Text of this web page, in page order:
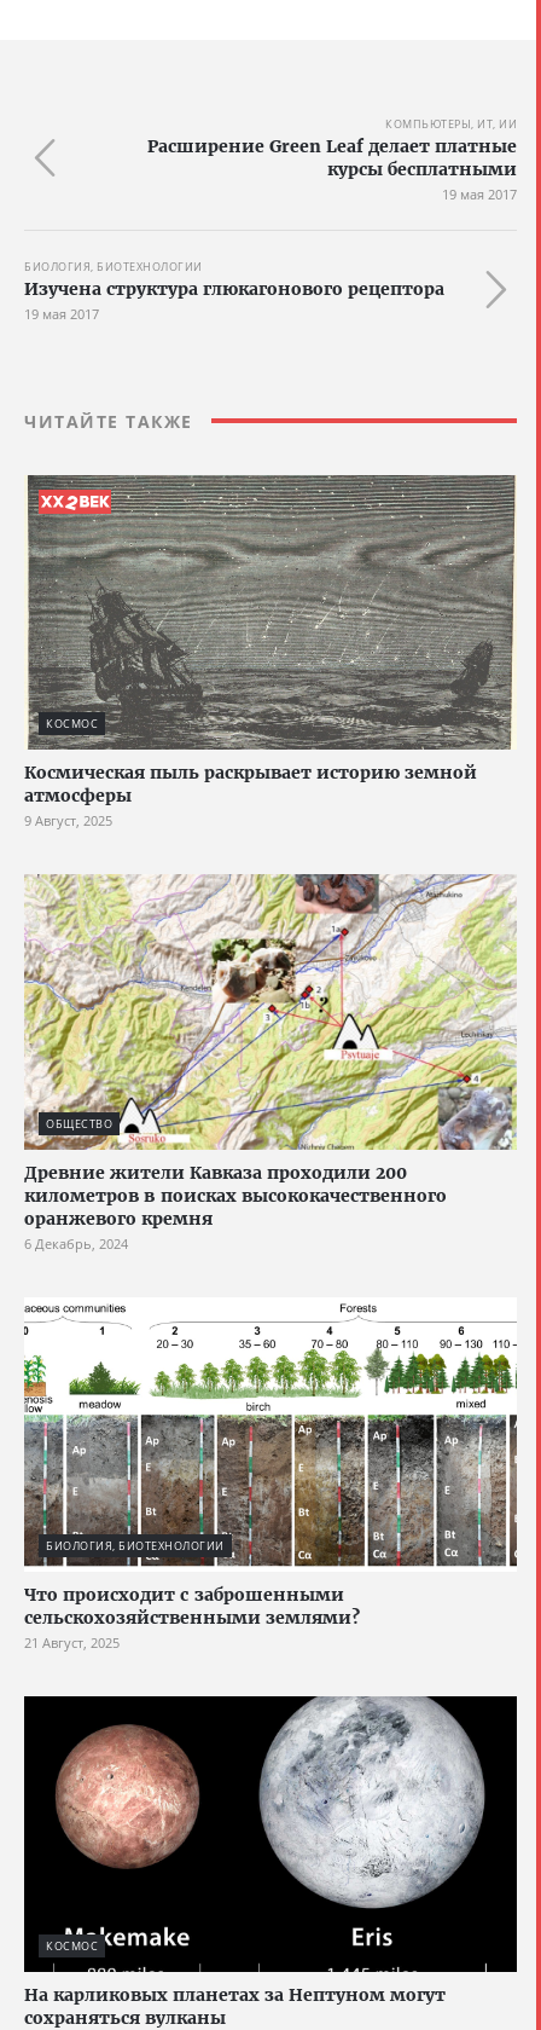
КОМПЬЮТЕРЫ, ИТ, ИИ
Расширение Green Leaf делает платные
курсы бесплатными
19 мая 2017
БИОЛОГИЯ, БИОТЕХНОЛОГИИ
Изучена структура глюкагонового рецептора
19 мая 2017
ЧИТАЙТЕ ТАКЖЕ
КОСМОС
Космическая пыль раскрывает историю земной
атмосферы
9 Август, 2025
ОБЩЕСТВО
Древние жители Кавказа проходили 200
километров в поисках высококачественного
оранжевого кремня
6 Декабрь, 2024
БИОЛОГИЯ, БИОТЕХНОЛОГИИ
Что происходит с заброшенными
сельскохозяйственными землями?
21 Август, 2025
КОСМОС
На карликовых планетах за Нептуном могут
сохраняться вулканы